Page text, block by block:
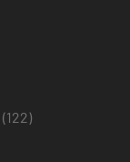
(122)